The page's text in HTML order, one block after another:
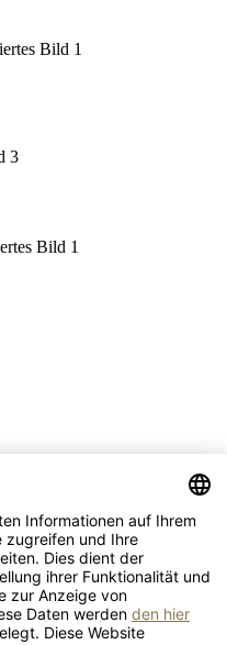
Bild 1
3
Bild 1
zzgl.
, wenn
vorbehalten.